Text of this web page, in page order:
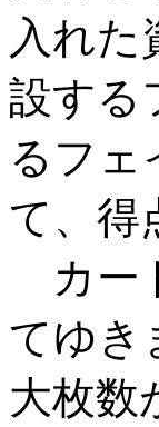
入れた
設する
るフェ
て、得
カー
てゆき
大枚数